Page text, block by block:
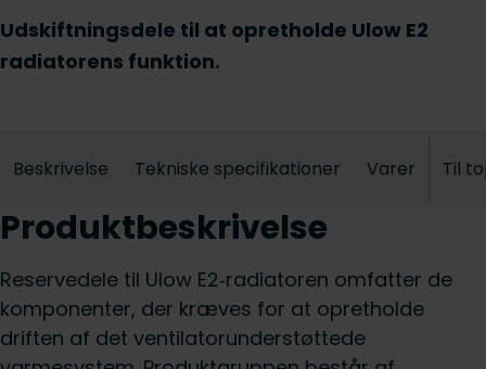
Udskiftningsdele til at opretholde Ulow E2
radiatorens funktion.
Beskrivelse Tekniske specifikationer Varer Til
Produktbeskrivelse
Reservedele til Ulow E2‑radiatoren omfatter de
komponenter, der kræves for at opretholde
driften af det ventilatorunderstøttede